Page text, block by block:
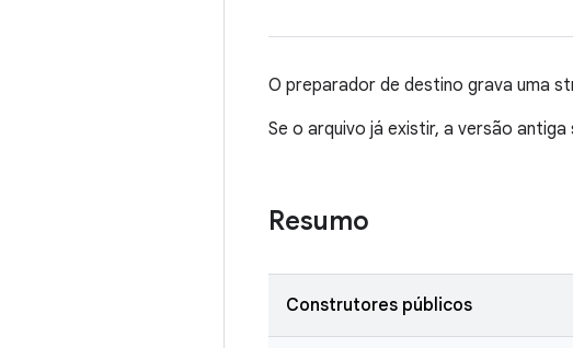
O preparador de destino grava uma
Se o arquivo já existir, a versão
Resumo
Construtores públicos